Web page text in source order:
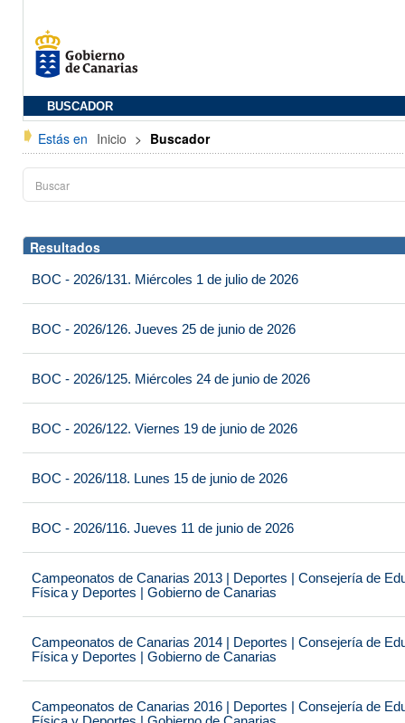
BUSCADOR
Estás en Inicio > Buscador
Resultados
BOC - 2026/131. Miércoles 1 de julio de 2026
BOC - 2026/126. Jueves 25 de junio de 2026
BOC - 2026/125. Miércoles 24 de junio de 2026
BOC - 2026/122. Viernes 19 de junio de 2026
BOC - 2026/118. Lunes 15 de junio de 2026
BOC - 2026/116. Jueves 11 de junio de 2026
Campeonatos de Canarias 2013 | Deportes | Consejería de
Física y Deportes | Gobierno de Canarias
Campeonatos de Canarias 2014 | Deportes | Consejería de
Física y Deportes | Gobierno de Canarias
Campeonatos de Canarias 2016 | Deportes | Consejería de